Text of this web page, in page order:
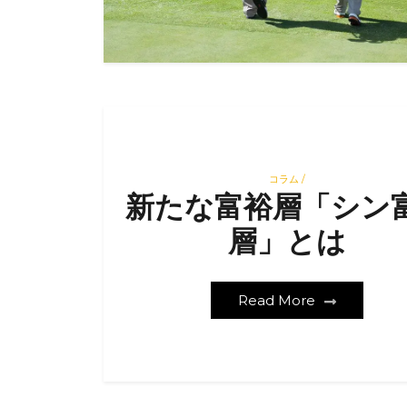
コラム /
新たな富裕層「シン
層」とは
Read More